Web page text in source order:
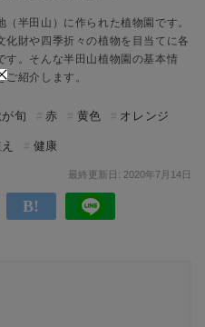
半田山）に作られた植物園です。
化財や四季折々の植物を目当てに各
す。そんな半田山植物園の基本情
紹介します。
旬 赤 黄色 オレンジ
健康
最終更新日: 2020年7月14日